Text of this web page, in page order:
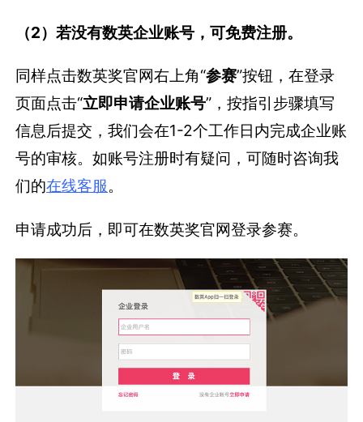
（2）若没有数英企业账号，可免费注册。
同样点击数英奖官网右上角“参赛”按钮，在登录
页面点击“立即申请企业账号”，按指引步骤填写
信息后提交，我们会在1-2个工作日内完成企业账
号的审核。如账号注册时有疑问，可随时咨询我
们的在线客服。
申请成功后，即可在数英奖官网登录参赛。